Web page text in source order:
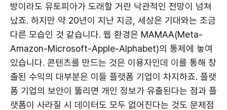
방이라도 유토피아가 도래할 거란 낙관적인 전망이 넘쳐
났죠. 하지만 약 20년이 지난 지금, 세상은 기대와는 조금
다른 모습인 것 같습니다. 웹 환경은 MAMAA(Meta-
Amazon-Microsoft-Apple-Alphabet)의 통제에 놓여
있습니다. 콘텐츠를 만드는 것은 이용자인데 이를 통해 창
출된 수익의 대부분은 이들 플랫폼 기업이 차지하죠. 플랫
폼 기업의 보안이 뚫리면 개인 정보가 유출된다는 점과 플
랫폼이 사라질 시 데이터도 모두 없어진다는 것도 문제점